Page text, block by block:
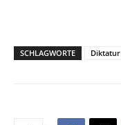
SCHLAGWORTE Diktatur